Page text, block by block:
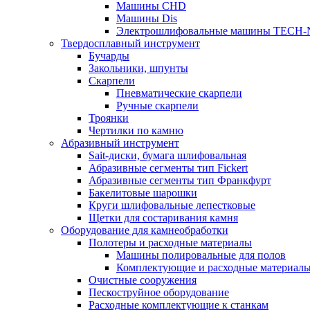
Машины CHD
Машины Dis
Электрошлифовальные машины TECH-
Твердосплавный инструмент
Бучарды
Закольники, шпунты
Скарпели
Пневматические скарпели
Ручные скарпели
Троянки
Чертилки по камню
Абразивный инструмент
Sait-диски, бумага шлифовальная
Абразивные сегменты тип Fickert
Абразивные сегменты тип Франкфурт
Бакелитовые шарошки
Круги шлифовальные лепестковые
Щетки для состаривания камня
Оборудование для камнеобработки
Полотеры и расходные материалы
Машины полировальные для полов
Комплектующие и расходные
Очистные сооружения
Пескоструйное оборудование
Расходные комплектующие к станкам